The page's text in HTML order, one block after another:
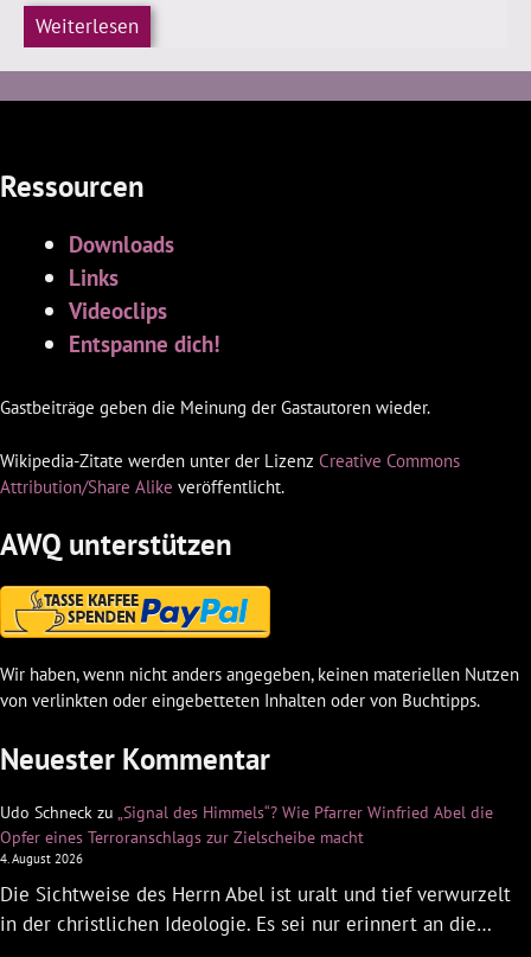
Weiterlesen
Ressourcen
Downloads
Links
Videoclips
Entspanne dich!
Gastbeiträge geben die Meinung der Gastautoren wieder.
Wikipedia-Zitate werden unter der Lizenz Creative Commons
Attribution/Share Alike veröffentlicht.
AWQ unterstützen
Wir haben, wenn nicht anders angegeben, keinen materiellen Nutzen
von verlinkten oder eingebetteten Inhalten oder von Buchtipps.
Neuester Kommentar
Udo Schneck zu „Signal des Himmels“? Wie Pfarrer Winfried Abel die
Opfer eines Terroranschlags zur Zielscheibe macht
4. August 2026
Die Sichtweise des Herrn Abel ist uralt und tief verwurzelt
in der christlichen Ideologie. Es sei nur erinnert an die…